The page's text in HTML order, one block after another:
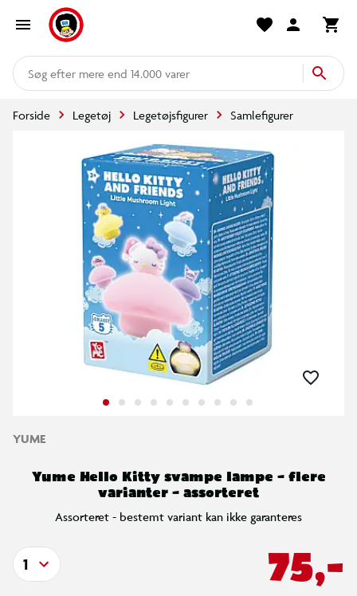
mere end 14.000 varer
Forside Legetøj Legetøjsfigurer Samlefigurer
YUME
Yume Hello Kitty svampe lampe – flere
varianter – assorteret
Assorteret - bestemt variant kan ikke garanteres
75,-
1